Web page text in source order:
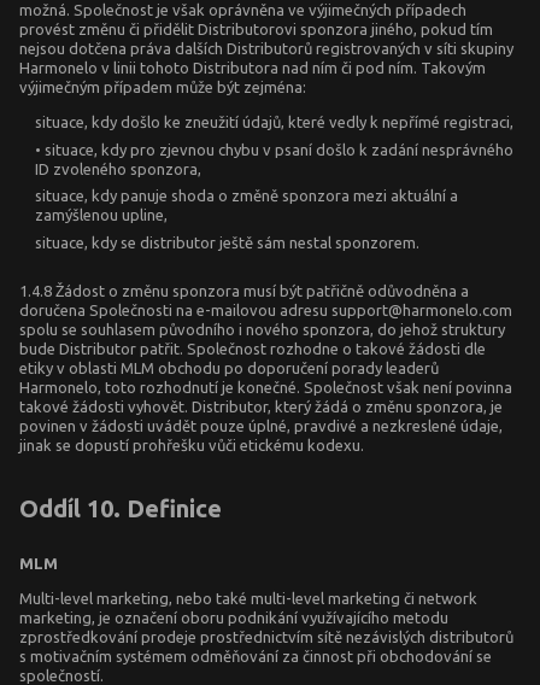
možná. Společnost je však oprávněna ve výjimečných případech
provést změnu či přidělit Distributorovi sponzora jiného, pokud tím
nejsou dotčena práva dalších Distributorů registrovaných v síti skupiny
Harmonelo v linii tohoto Distributora nad ním či pod ním. Takovým
výjimečným případem může být zejména:
situace, kdy došlo ke zneužití údajů, které vedly k nepřímé registraci,
• situace, kdy pro zjevnou chybu v psaní došlo k zadání nesprávného
ID zvoleného sponzora,
situace, kdy panuje shoda o změně sponzora mezi aktuální a
zamýšlenou upline,
situace, kdy se distributor ještě sám nestal sponzorem.
1.4.8 Žádost o změnu sponzora musí být patřičně odůvodněna a
doručena Společnosti na e-mailovou adresu support@harmonelo.com
spolu se souhlasem původního i nového sponzora, do jehož struktury
bude Distributor patřit. Společnost rozhodne o takové žádosti dle
etiky v oblasti MLM obchodu po doporučení porady leaderů
Harmonelo, toto rozhodnutí je konečné. Společnost však není povinna
takové žádosti vyhovět. Distributor, který žádá o změnu sponzora, je
povinen v žádosti uvádět pouze úplné, pravdivé a nezkreslené údaje,
jinak se dopustí prohřešku vůči etickému kodexu.
Oddíl 10. Definice
MLM
Multi-level marketing, nebo také multi-level marketing či network
marketing, je označení oboru podnikání využívajícího metodu
zprostředkování prodeje prostřednictvím sítě nezávislých distributorů
s motivačním systémem odměňování za činnost při obchodování se
společností.